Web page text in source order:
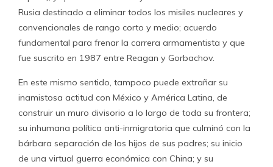
Rusia destinado a eliminar todos los misiles nucleares y
convencionales de rango corto y medio; acuerdo
fundamental para frenar la carrera armamentista y que
fue suscrito en 1987 entre Reagan y Gorbachov.
En este mismo sentido, tampoco puede extrañar su
inamistosa actitud con México y América Latina, de
construir un muro divisorio a lo largo de toda su frontera;
su inhumana política anti-inmigratoria que culminó con la
bárbara separación de los hijos de sus padres; su inicio
de una virtual guerra económica con China; y su